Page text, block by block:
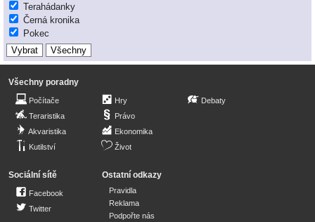
Terahádanky
Černá kronika
Pokec
Všechny poradny
Počítače
Teraristika
Akvaristika
Kutilství
Hry
Právo
Ekonomika
Život
Debaty
Sociální sítě
Facebook
Twitter
Ostatní odkazy
Pravidla
Reklama
Podpořte nás